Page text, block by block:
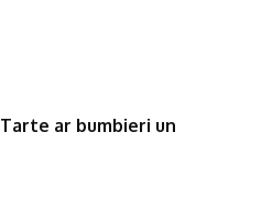
Tarte ar bumbieri un